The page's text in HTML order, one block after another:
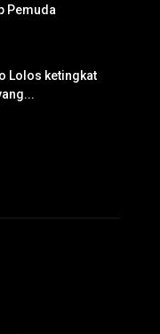
Pemuda
Lolos ketingkat